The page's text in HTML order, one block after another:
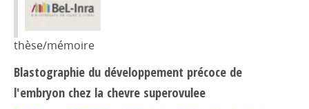
thèse/mémoire
Blastographie du développement précoce de
l'embryon chez la chevre superovulee